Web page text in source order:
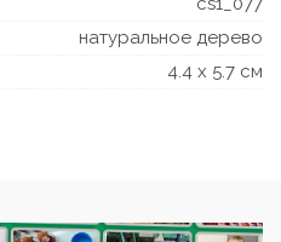
натуральное дерево
4.4 x 5.7 см